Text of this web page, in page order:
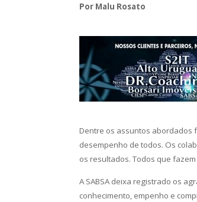
Por Malu Rosato
Dentre os assuntos abordados
desempenho de todos. Os
os resultados.Todos que
A SABSA deixa registrado os
conhecimento, empenho e